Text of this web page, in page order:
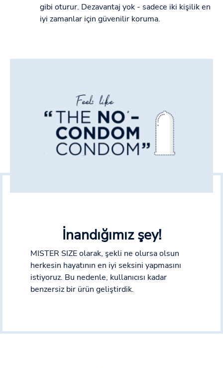
gibi oturur. Dezavantaj yok - sadece iki kişilik en
iyi zamanlar için güvenilir koruma.
İnandığımız şey!
MISTER SIZE olarak, şekli ne olursa olsun
herkesin hayatının en iyi seksini yapmasını
istiyoruz. Bu nedenle, kullanıcısı kadar
benzersiz bir ürün geliştirdik.